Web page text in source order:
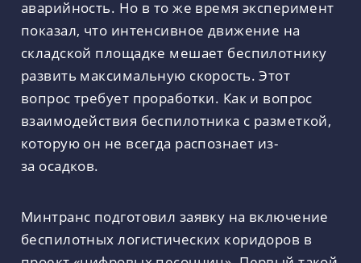
аварийность. Но в то же время эксперимент
показал, что интенсивное движение на
складской площадке мешает беспилотнику
развить максимальную скорость. Этот
вопрос требует проработки. Как и вопрос
взаимодействия беспилотника с разметкой,
которую он не всегда распознает из-
за осадков.
Минтранс подготовил заявку на включение
беспилотных логистических коридоров в